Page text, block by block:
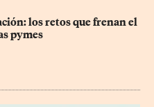
los retos que frenan el
pymes